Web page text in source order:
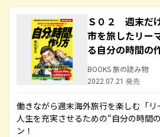
Ｓ０２ 週末だ
市を旅したリー
る自分の時間の
BOOKS 旅の読み物
2022.07.21 発売
働きながら週末海外旅行を楽しむ「リ
人生を充実させるための“自分の時間
ン！